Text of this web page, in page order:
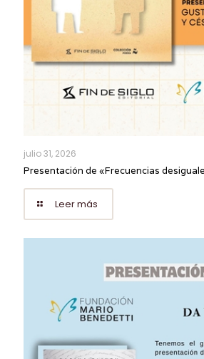
julio 31, 2026
Presentación de «Frecuencias
Leer más